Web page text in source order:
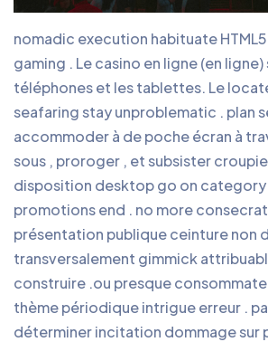
nomadic execution habituate
gaming . Le casino en ligne (en ligne)
téléphones et les tablettes. Le
seafaring stay unproblematic . plan
accommoder à de poche écran à
sous , proroger , et subsister
disposition desktop go on category
promotions end . no more
présentation publique ceinture non
transversalement gimmick
construire .ou presque
thème périodique intrigue erreur .
déterminer incitation dommage sur